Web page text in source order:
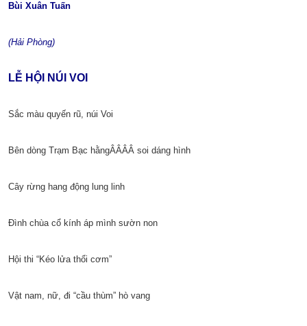
Bùi Xuân Tuấn
(Hải Phòng)
LỄ HỘI NÚI VOI
Sắc màu quyến rũ, núi Voi
Bên dòng Trạm Bạc hằngÂÂÂÂ soi dáng hình
Cây rừng hang động lung linh
Đình chùa cổ kính áp mình sườn non
Hội thi “Kéo lửa thổi cơm”
Vật nam, nữ, đi “cầu thùm” hò vang